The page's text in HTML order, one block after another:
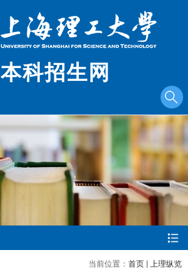
本科招生网
当前位置： 首页 上理纵览